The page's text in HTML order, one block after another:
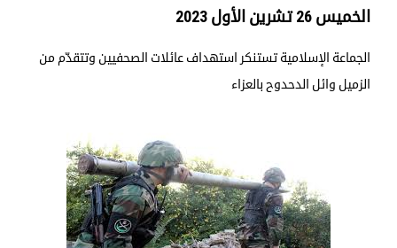
الخميس 26 تشرين الأول 2023
الجماعة الإسلامية تستنكر استهداف عائلات الصحفيين وتتقدّم من
الزميل وائل الدحدوح بالعزاء